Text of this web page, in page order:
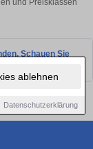
ablehnen
Datenschutzerklärung
und Preisklassen
Schauen Sie